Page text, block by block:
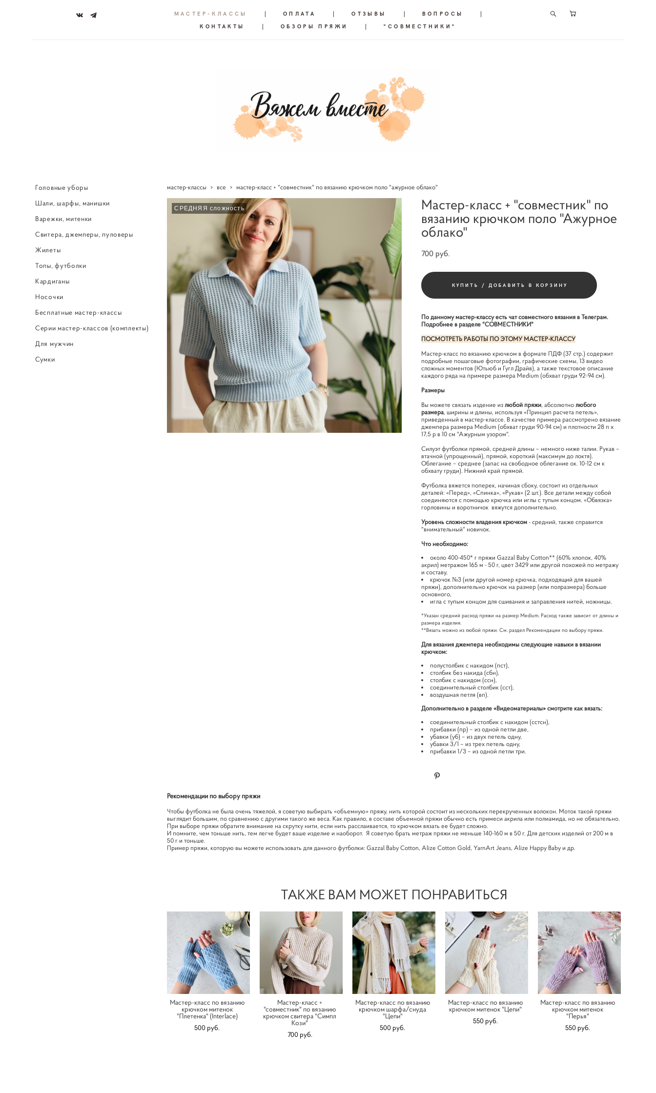
МАСТЕР-КЛАССЫ | ОПЛАТА | ОТЗЫВЫ | ВОПРОСЫ
|
КОНТАКТЫ
| ОБЗОРЫ ПРЯЖИ | "СОВМЕСТНИКИ"
Головные уборы
Шали, шарфы, манишки
Варежки, митенки
Свитера, джемперы, пуловеры
Жилеты
Топы, футболки
Кардиганы
Носочки
Бесплатные мастер-классы
Серии мастер-классов (комплекты)
Для мужчин
Сумки
мастер-классы > все > мастер-класс + "совместник" по вязанию крючком поло "ажурное облако"
СРЕДНЯЯ сложность
Мастер-класс + "совместник" по
вязанию крючком поло "Ажурное
облако"
700 pуб.
КУПИТЬ / ДОБАВИТЬ В КОРЗИНУ
По данному мастер-классу есть чат совместного вязания в Телеграм.
Подробнее в разделе "СОВМЕСТНИКИ"
ПОСМОТРЕТЬ РАБОТЫ ПО ЭТОМУ МАСТЕР-КЛАССУ
Мастер-класс по вязанию крючком в формате ПДФ (37 стр.) содержит
подробные пошаговые фотографии, графические схемы, 13 видео
сложных моментов (Ютьюб и Гугл Драйв), а также текстовое описание
каждого ряда на примере размера Medium (обхват груди 92-94 см).
Размеры
Вы можете связать издение излюбой пряжи, абсолютнолюбого
размера, ширины и длины, используя «Принцип расчета петель»,
приведенный в мастер-классе. В качестве примера рассмотрено вязание
джемпера размера Medium (обхват груди 90-94 см) и плотности 28 п х
17,5 р в 10 см "Ажурным узором".
Силуэт футболки прямой, средней длины – немного ниже талии. Рукав –
втачной (упрощенный), прямой, короткий (максимум до локтя).
Облегание – среднее (запас на свободное облегание ок. 10-12 см к
обхвату груди). Нижний край прямой.
Футболка вяжется поперек, начиная сбоку, состоит из отдельных
деталей: «Перед», «Спинка», «Рукав» (2 шт.). Все детали между собой
соединяются с помощью крючка или иглы с тупым концом. «Обвязка»
горловины и воротничок вяжутся дополнительно.
Уровень сложности владения крючком- средний, также справится
"внимательный" новичок.
Что необходимо:
около 400-450* г пряжи Gazzal Baby Cotton** (60% хлопок, 40%
акрил) метражом 165 м - 50 г, цвет 3429 или другой похожей по метражу
и составу,
крючок №3 (или другой номер крючка, подходящий для вашей
пряжи), дополнительно крючок на размер (или полразмера) больше
основного,
игла с тупым концом для сшивания и заправления нитей, ножницы.
*Указан средний расход пряжи на размер Medium. Расход также зависит от длины и
размера изделия.
**Вязать можно из любой пряжи. См. раздел Рекомендации по выбору пряжи.
Для вязания джемпера необходимы следующие навыки в вязании
крючком:
полустолбик с накидом (пст),
столбик без накида (сбн),
cтолбик с накидом (ссн),
соединительный столбик (сст),
воздушная петля (вп).
Дополнительно в разделе «Видеоматериалы» смотрите как вязать:
соединительный столбик с накидом (сстсн),
прибавки (пр) – из одной петли две,
убавки (уб) – из двух петель одну,
убавки 3/1 – из трех петель одну,
прибавки 1/3 – из одной петли три.
Рекомендации по выбору пряжи
Чтобы футболка не была очень тяжелой, я советую выбирать «объемную» пряжу, нить которой состоит из нескольких перекрученных волокон. Моток такой пряжи
выглядит большим, по сравнению с другими такого же веса. Как правило, в составе объемной пряжи обычно есть примеси акрила или полиамида, но не обязательно.
При выборе пряжи обратите внимание на скрутку нити, если нить расслаивается, то крючком вязать ее будет сложно.
И помните, чем тоньше нить, тем легче будет ваше изделие и наоборот. Я советую брать метраж пряжи не меньше 140-160 м в 50 г. Для детских изделий от 200 м в
50 г и тоньше.
Пример пряжи, которую вы можете использовать для данного футболки: Gazzal Baby Cotton, Alize Cotton Gold, YarnArt Jeans, Alize Happy Baby и др.
ТАКЖЕ ВАМ МОЖЕТ ПОНРАВИТЬСЯ
Мастер-класс по вязанию
крючком митенок
"Плетенка" (Interlace)
500 pуб.
Мастер-класс +
"совместник" по вязанию
крючком свитера "Симпл
Кози"
700 pуб.
Мастер-класс по вязанию
крючком шарфа/снуда
"Цепи"
500 pуб.
Мастер-класс по вязанию
крючком митенок "Цепи"
550 pуб.
Мастер-класс по вязанию
крючком митенок
"Перья"
550 pуб.